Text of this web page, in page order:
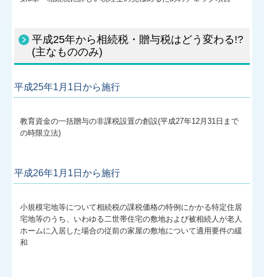
平成25年から相続税・贈与税はどう変わる!?
(主なもののみ)
平成25年1月1日から施行
教育資金の一括贈与の非課税設置の創設(平成27年12月31日まで
の時限立法)
平成26年1月1日から施行
小規模宅地等について相続税の課税価格の特例にかかる特定住居
宅地等のうち、いわゆる二世帯住宅の敷地および被相続人が老人
ホームに入居した場合の従前の家屋の敷地について適用要件の緩
和